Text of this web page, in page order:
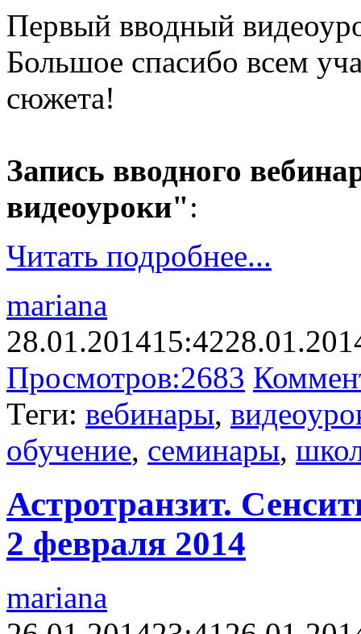
Первый вводный
Большое спасибо всем
сюжета!
Запись вводного
видеоуроки":
Читать подробнее...
mariana
28.01.201415:42
Просмотров:2683
Теги: вебинары,
обучение, семинары,
Астротранзит.
2 февраля 2014
mariana